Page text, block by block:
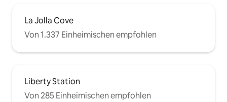
La Jolla Cove
Von 1.337 Einheimischen empfohlen
Liberty Station
Von 285 Einheimischen empfohlen